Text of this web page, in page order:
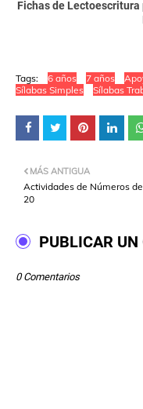
Fichas de Lectoescritura
Tags: 6 años 7 años
Sílabas Simples
Sílabas
MÁS ANTIGUA
Actividades de Números
20
PUBLICAR
0 Comentarios